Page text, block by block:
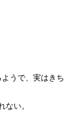
うで、実はきち
ない。